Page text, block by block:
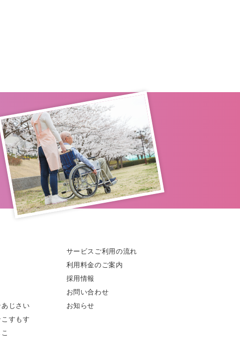
じさい
すもす
サービスご利用の流れ
利用料金のご案内
採用情報
お問い合わせ
お知らせ